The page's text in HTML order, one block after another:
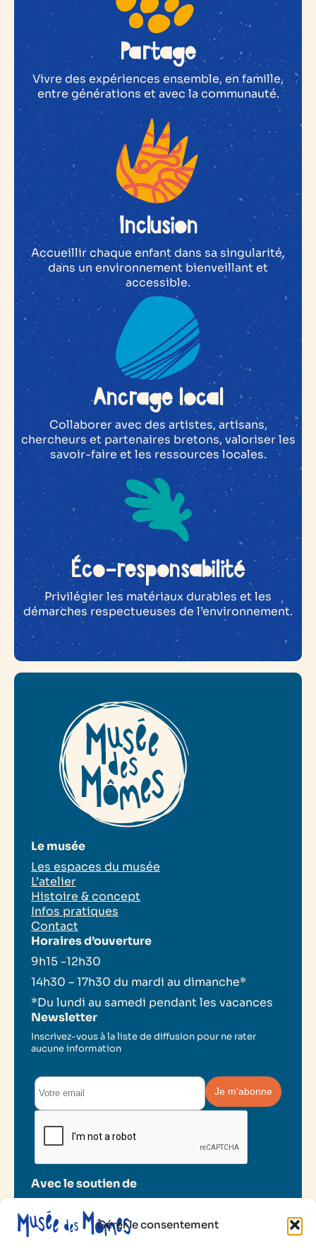
Gérer le consentement
Partage
Vivre des expériences ensemble, en famille,
entre générations et avec la communauté.
Inclusion
Accueillir chaque enfant dans sa singularité,
dans un environnement bienveillant et
accessible.
Ancrage local
Collaborer avec des artistes, artisans,
chercheurs et partenaires bretons, valoriser les
savoir-faire et les ressources locales.
Éco-responsabilité
Privilégier les matériaux durables et les
démarches respectueuses de l’environnement.
Le musée
Les espaces du musée
L’atelier
Histoire & concept
Infos pratiques
Contact
Horaires d’ouverture
9h15 -12h30
14h30 – 17h30 du mardi au dimanche*
*Du lundi au samedi pendant les vacances
Newsletter
Inscrivez-vous à la liste de diffusion pour ne rater
aucune information
Avec le soutien de